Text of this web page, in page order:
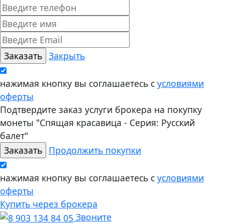
Закрыть
нажимая кнопку вы соглашаетесь с условиями
оферты
Подтвердите заказ услуги брокера на покупку
монеты "Спящая красавица - Серия: Русский
балет"
Продолжить покупки
нажимая кнопку вы соглашаетесь с условиями
оферты
Купить через брокера
Звоните